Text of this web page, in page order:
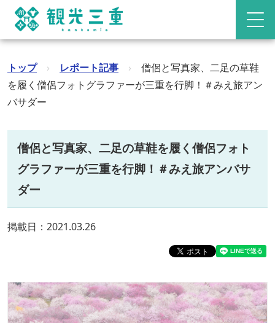
トップ › レポート記事 ›
僧侶と写真家、二足の草鞋
を履く僧侶フォトグラファーが三重を行脚！＃みえ旅アン
バサダー
僧侶と写真家、二足の草鞋を履く僧侶フォト
グラファーが三重を行脚！＃みえ旅アンバサ
ダー
掲載日：2021.03.26